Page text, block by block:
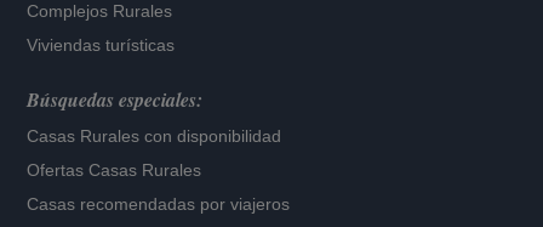
Complejos Rurales
Viviendas turísticas
Búsquedas especiales:
Casas Rurales con disponibilidad
Ofertas Casas Rurales
Casas recomendadas por viajeros